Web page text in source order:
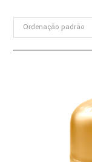
Ordenação padrão